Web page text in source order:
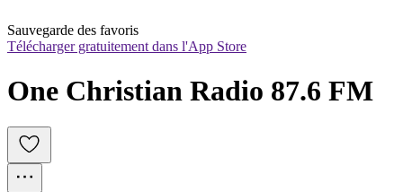
Sauvegarde des favoris
Télécharger gratuitement dans l'App Store
One Christian Radio 87.6 FM